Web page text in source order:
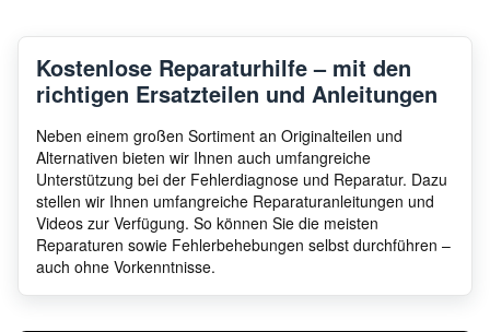
Kostenlose Reparaturhilfe – mit den
richtigen Ersatzteilen und Anleitungen
Neben einem großen Sortiment an Originalteilen und
Alternativen bieten wir Ihnen auch umfangreiche
Unterstützung bei der Fehlerdiagnose und Reparatur. Dazu
stellen wir Ihnen umfangreiche Reparaturanleitungen und
Videos zur Verfügung. So können Sie die meisten
Reparaturen sowie Fehlerbehebungen selbst durchführen –
auch ohne Vorkenntnisse.